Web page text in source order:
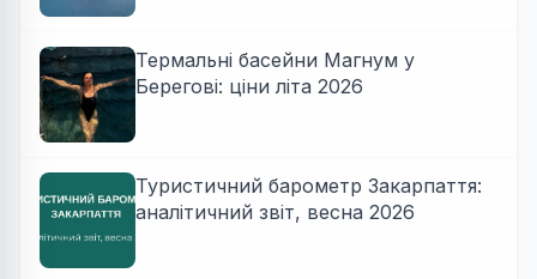
Термальні басейни Магнум у
Берегові: ціни літа 2026
Туристичний барометр Закарпаття:
аналітичний звіт, весна 2026